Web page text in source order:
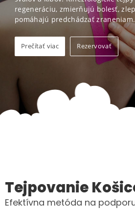
regeneráciu, zmierňujú bolesť,
pomáhajú predchádzať zraneniam.
Prečítať viac Rezervovať
Tejpovanie
Efektívna metóda na